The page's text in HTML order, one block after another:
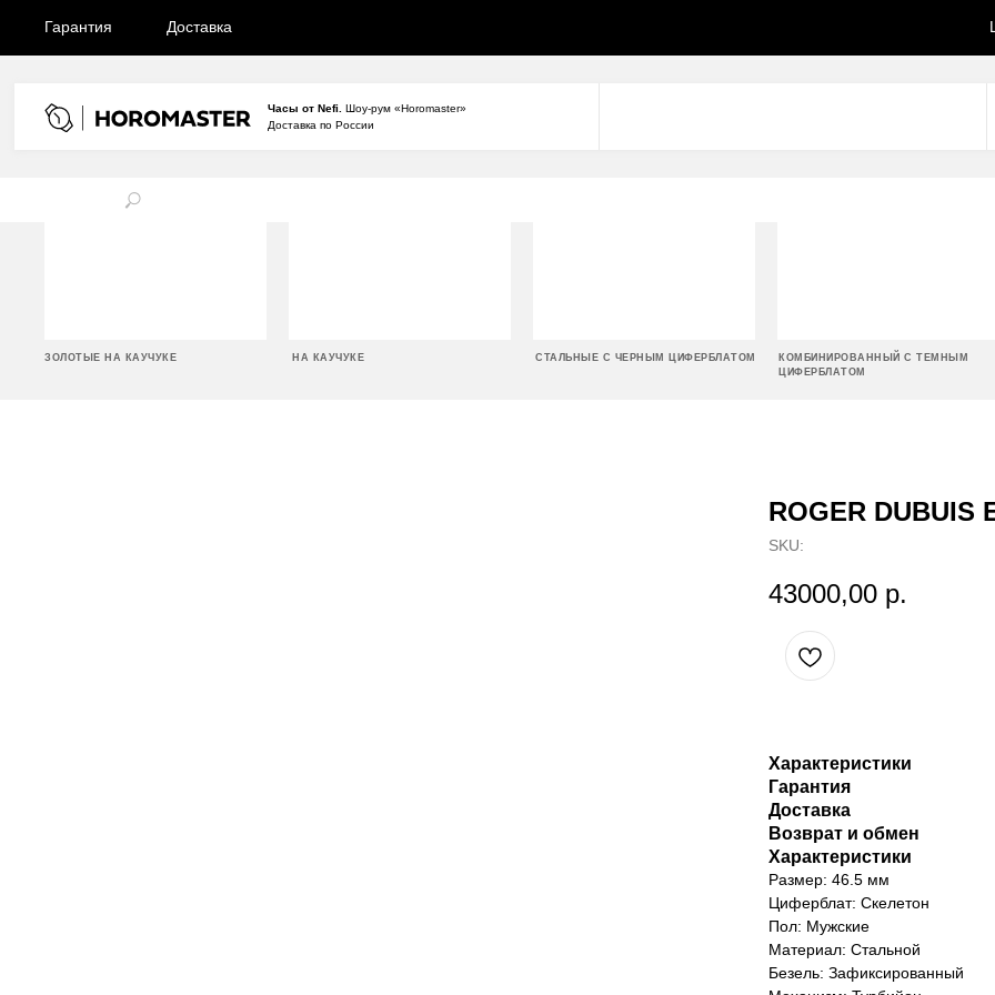
Гарантия Доставка
Часы от Nefi.
Шоу-рум «Horomaster»
Доставка по России
ЗОЛОТЫЕ НА КАУЧУКЕ НА КАУЧУКЕ СТАЛЬНЫЕ С ЧЕРНЫМ ЦИФЕРБЛАТОМ
КОМБИНИРОВАННЫЙ С ТЕМНЫМ
ЦИФЕРБЛАТОМ
ROGER DUBUIS
SKU:
43000,00 р.
Характеристики
Гарантия
Доставка
Возврат и обмен
Характеристики
Размер: 46.5 мм
Циферблат: Скелетон
Пол: Мужские
Материал: Стальной
Безель: Зафиксированный